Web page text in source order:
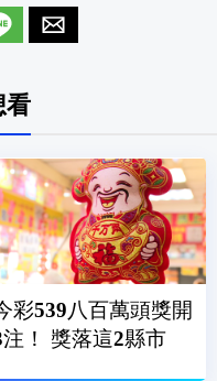
看
彩539八百萬頭獎開
注！ 獎落這2縣市